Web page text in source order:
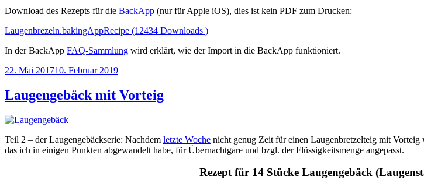
Download des Rezepts für die BackApp (nur für Apple iOS), dies ist kein PDF zum Drucken:
Laugenbrezeln.bakingAppRecipe (12434 Downloads )
In der BackApp FAQ-Sammlung wird erklärt, wie der Import in die BackApp funktioniert.
Veröffentlicht
22. Mai 201710. Februar 2019
Laugengebäck mit Vorteig
Teil 2 – der Laugengebäckserie: Nachdem letzte Woche nicht genug Zeit für einen Laugenbretzelteig mit Vorteig
das ich in einigen Punkten abgewandelt habe, für Übernachtgare und bzgl. der Flüssigkeitsmenge angepasst.
Rezept für 14 Stücke Laugengebäck